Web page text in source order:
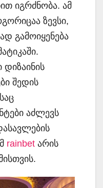
იგრძნობა. ამ
ზევსი,
გამოიყენება
დიზაინის
შედის
აძლევს
rainbet არის